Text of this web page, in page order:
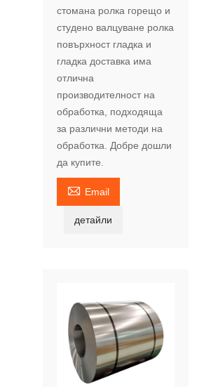
стомана ролка горещо и
студено валцуване ролка
повърхност гладка и
гладка доставка има
отлична
производителност на
обработка, подходяща
за различни методи на
обработка. Добре дошли
да купите.
 Email
детайли